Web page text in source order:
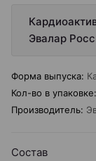
Эвалар
Форма выпуска:
Кол-во в упаковке:
Производитель:
Состав